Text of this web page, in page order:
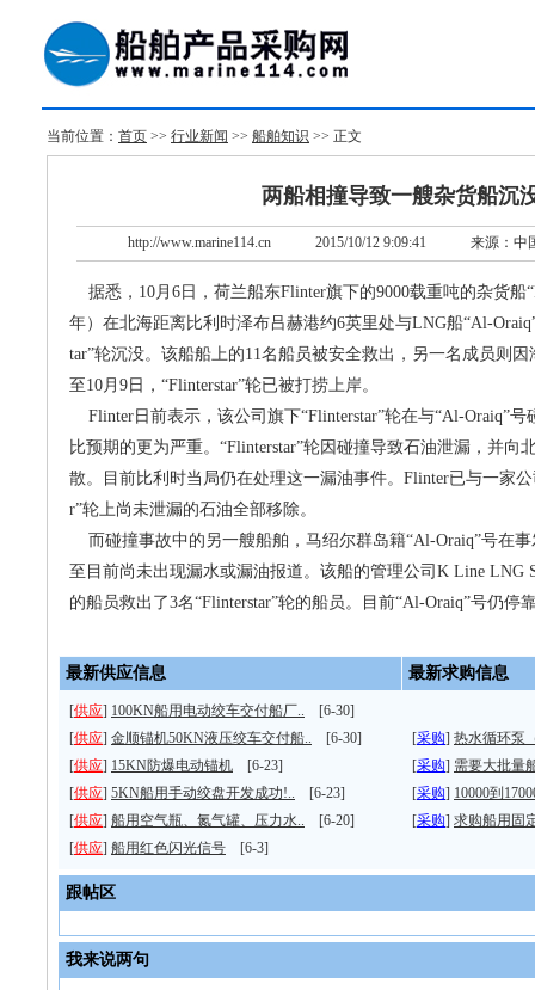
当前位置： 首页 >> 行业新闻 >> 船舶知识 >> 正文
两船相撞导致一艘杂货船沉
http://www.marine114.cn 2015/10/12 9:09:41 来源：中
据悉，10月6日，荷兰船东Flinter旗下的9000载重吨的杂货船
年）在北海距离比利时泽布吕赫港约6英里处与LNG船“Al-
tar”轮沉没。该船船上的11名船员被安全救出，另一名成员则
至10月9日，“Flinterstar”轮已被打捞上岸。
Flinter日前表示，该公司旗下“Flinterstar”轮在与“Al-Oraiq”
比预期的更为严重。“Flinterstar”轮因碰撞导致石油泄漏，并向
散。目前比利时当局仍在处理这一漏油事件。Flinter已与一家公
r”轮上尚未泄漏的石油全部移除。
而碰撞事故中的另一艘船舶，马绍尔群岛籍“Al-Oraiq”号在
至目前尚未出现漏水或漏油报道。该船的管理公司K Line LNG
的船员救出了3名“Flinterstar”轮的船员。目前“Al-Oraiq”号仍停
最新供应信息 最新求购信息
[供应] 100KN船用电动绞车交付船厂.. [6-30]
[供应] 金顺锚机50KN液压绞车交付船.. [6-30]
[供应] 15KN防爆电动锚机 [6-23]
[供应] 5KN船用手动绞盘开发成功!.. [6-23]
[供应] 船用空气瓶、氮气罐、压力水.. [6-20]
[供应] 船用红色闪光信号 [6-3]
[采购] 热水循环泵
[采购] 需要大批量
[采购] 10000到
[采购] 求购船用固
跟帖区
我来说两句